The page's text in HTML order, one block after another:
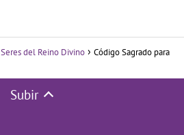
Seres del Reino Divino
Código Sagrado para
Subir